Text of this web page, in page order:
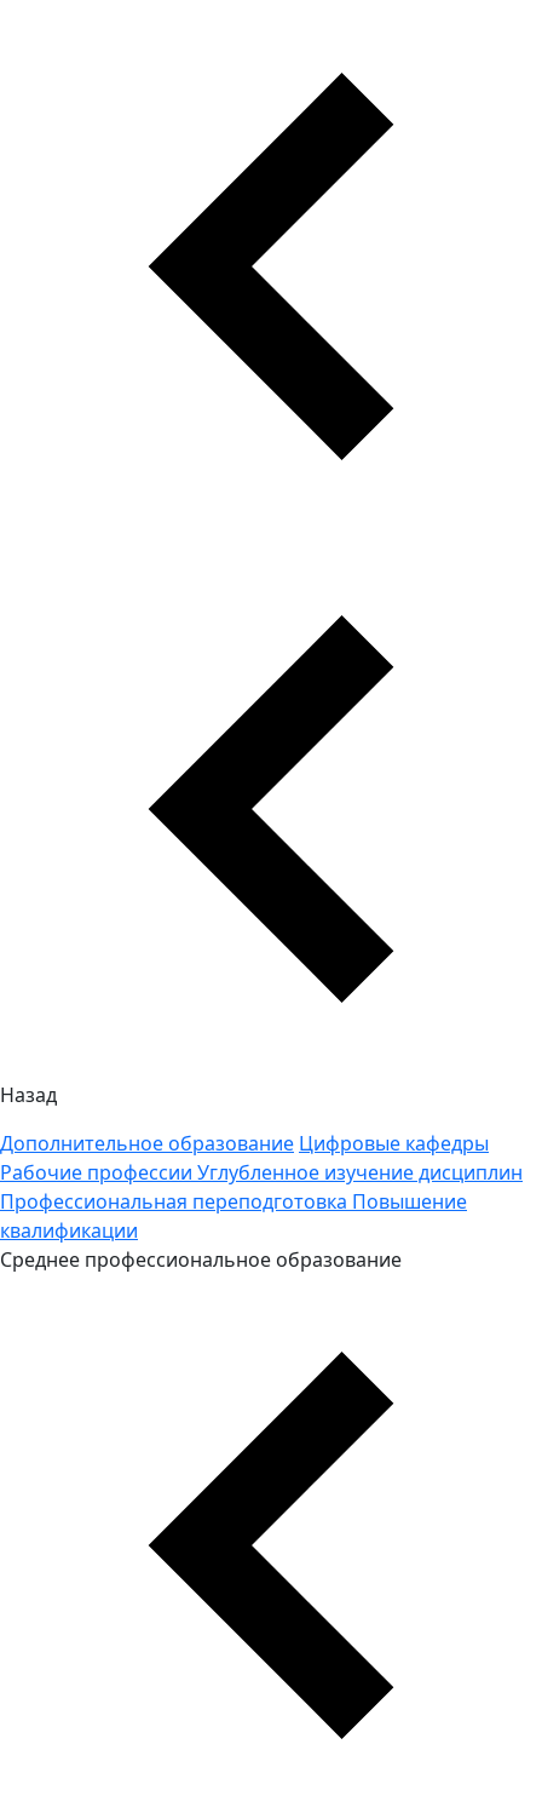
Назад
Дополнительное образование Цифровые кафедры
Рабочие профессии Углубленное изучение дисциплин
Профессиональная переподготовка Повышение
квалификации
Среднее профессиональное образование